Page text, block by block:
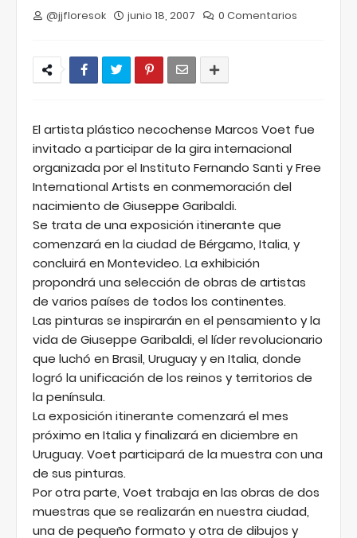
@jjfloresok junio 18, 2007 0 Comentarios
El artista plástico necochense Marcos Voet fue
invitado a participar de la gira internacional
organizada por el Instituto Fernando Santi y Free
International Artists en conmemoración del
nacimiento de Giuseppe Garibaldi.
Se trata de una exposición itinerante que
comenzará en la ciudad de Bérgamo, Italia, y
concluirá en Montevideo. La exhibición
propondrá una selección de obras de artistas
de varios países de todos los continentes.
Las pinturas se inspirarán en el pensamiento y la
vida de Giuseppe Garibaldi, el líder revolucionario
que luchó en Brasil, Uruguay y en Italia, donde
logró la unificación de los reinos y territorios de
la península.
La exposición itinerante comenzará el mes
próximo en Italia y finalizará en diciembre en
Uruguay. Voet participará de la muestra con una
de sus pinturas.
Por otra parte, Voet trabaja en las obras de dos
muestras que se realizarán en nuestra ciudad,
una de pequeño formato y otra de dibujos y